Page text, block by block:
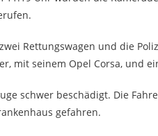
Rettungswagen und die
mit seinem Opel Corsa, und
schwer beschädigt. Die
gefahren.